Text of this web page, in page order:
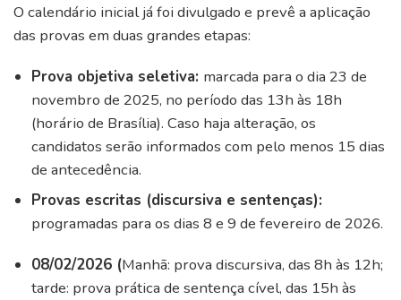
O calendário inicial já foi divulgado e prevê a aplicação
das provas em duas grandes etapas:
Prova objetiva seletiva: marcada para o dia 23 de
novembro de 2025, no período das 13h às 18h
(horário de Brasília). Caso haja alteração, os
candidatos serão informados com pelo menos 15 dias
de antecedência.
Provas escritas (discursiva e sentenças):
programadas para os dias 8 e 9 de fevereiro de 2026.
08/02/2026 (Manhã: prova discursiva, das 8h às 12h;
tarde: prova prática de sentença cível, das 15h às